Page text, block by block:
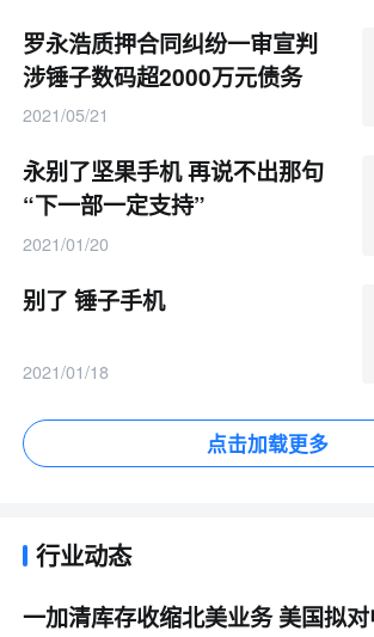
罗永浩质押合同纠纷一审宣判
涉锤子数码超2000万元债务
2021/05/21
永别了坚果手机 再说不出那句
“下一部一定支持”
2021/01/20
别了 锤子手机
2021/01/18
点击加载更多
行业动态